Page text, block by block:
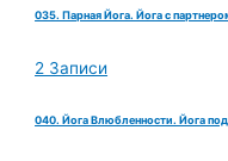
035. Парная Йога. Йога с
2 Записи
040. Йога Влюбленности. Йога